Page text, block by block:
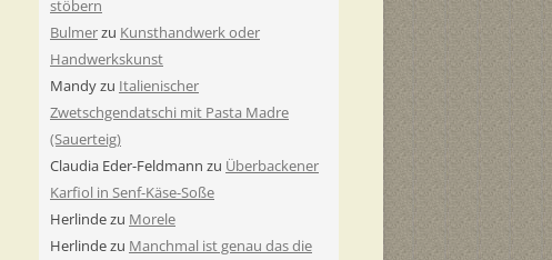
stöbern
Bulmerzu Kunsthandwerk oder
Handwerkskunst
Mandyzu Italienischer
Zwetschgendatschi mit Pasta Madre
(Sauerteig)
Claudia Eder-Feldmann zu Überbackener
Karfiol in Senf-Käse-Soße
Herlindezu Morele
Herlindezu Manchmal ist genau das die